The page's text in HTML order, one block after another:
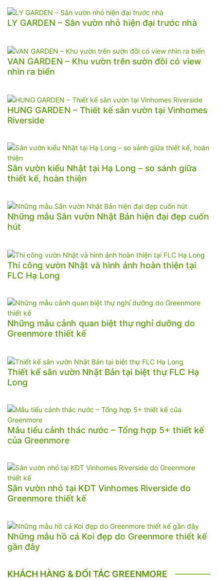
LY GARDEN – Sân vườn nhỏ hiện đại trước nhà
VAN GARDEN – Khu vườn trên sườn đồi có view
nhìn ra biển
HUNG GARDEN – Thiết kế sân vườn tại Vinhomes
Riverside
Sân vườn kiểu Nhật tại Hạ Long – so sánh giữa
thiết kế, hoàn thiện
Những mẫu Sân vườn Nhật Bản hiện đại đẹp cuốn
hút
Thi công vườn Nhật và hình ảnh hoàn thiện tại
FLC Hạ Long
Những mẫu cảnh quan biệt thự nghỉ dưỡng do
Greenmore thiết kế
Thiết kế sân vườn Nhật Bản tại biệt thự FLC Hạ
Long
Mẫu tiểu cảnh thác nước – Tổng hợp 5+ thiết kế
của Greenmore
Sân vườn nhỏ tại KĐT Vinhomes Riverside do
Greenmore thiết kế
Những mẫu hồ cá Koi đẹp do Greenmore thiết kế
gần đây
KHÁCH HÀNG & ĐỐI TÁC GREENMORE